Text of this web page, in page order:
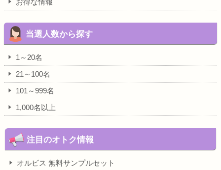
当選人数から探す
1～20名
21～100名
101～999名
1,000名以上
注目のオトク情報
オルビス 無料サンプルセット